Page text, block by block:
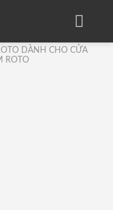
DÀNH CHO CỬA
ROTO